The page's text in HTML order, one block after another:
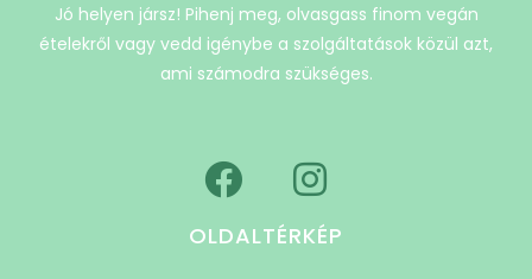
Jó helyen jársz! Pihenj meg, olvasgass finom vegán
ételekről vagy vedd igénybe a szolgáltatások közül azt,
ami számodra szükséges.
OLDALTÉRKÉP